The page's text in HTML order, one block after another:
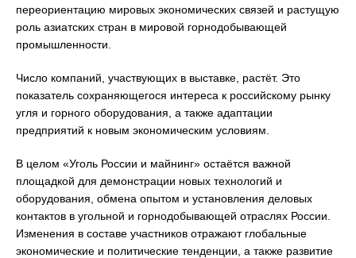
переориентацию мировых экономических связей и растущую
роль азиатских стран в мировой горнодобывающей
промышленности.
Число компаний, участвующих в выставке, растёт. Это
показатель сохраняющегося интереса к российскому рынку
угля и горного оборудования, а также адаптации
предприятий к новым экономическим условиям.
В целом «Уголь России и майнинг» остаётся важной
площадкой для демонстрации новых технологий и
оборудования, обмена опытом и установления деловых
контактов в угольной и горнодобывающей отраслях России.
Изменения в составе участников отражают глобальные
экономические и политические тенденции, а также развитие